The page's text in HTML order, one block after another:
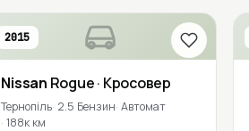
2015
Nissan Rogue· Кросовер
Тернопіль 2.5 Бензин Автомат
188к км